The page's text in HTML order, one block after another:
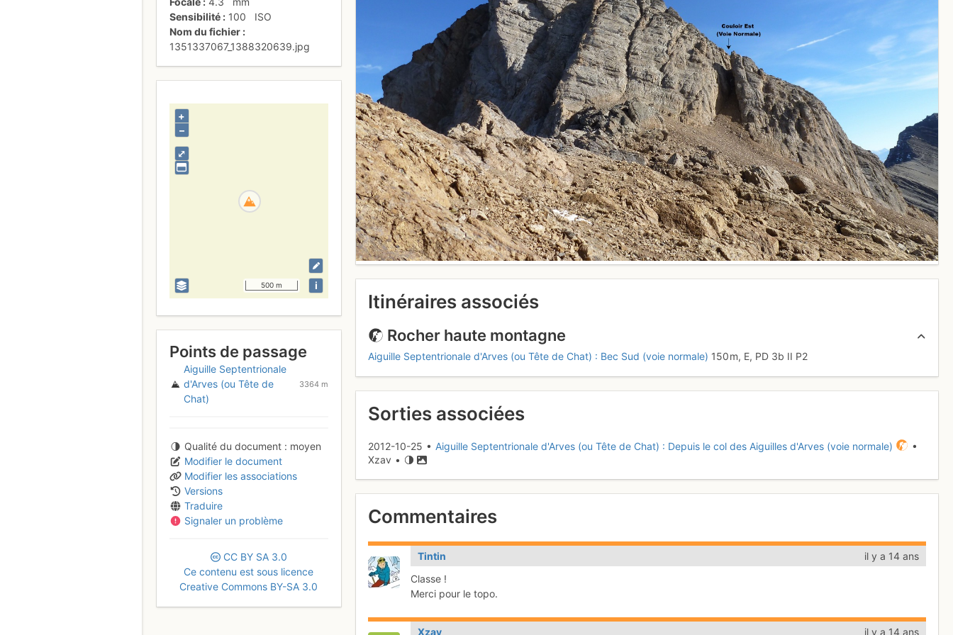
Sensibilité
100
ISO
Nom du fichier
1351337067_1388320639.jpg
⤢
+
–
500 m i
Points de passage
Aiguille Septentrionale
d'Arves (ou Tête de
Chat)
3364 m
Qualité du document
moyen
Modifier le document
Modifier les associations
Versions
Traduire
Signaler un problème
CC BY SA 3.0
Ce contenu est sous licence
Creative Commons BY-SA 3.0
Itinéraires associés
Rocher haute montagne
Aiguille Septentrionale d'Arves (ou Tête de Chat) : Bec Sud (voie normale) 150 m, E, PD 3b II P2
Sorties associées
2012-10-25 • Aiguille Septentrionale d'Arves (ou Tête de Chat) : Depuis le col des Aiguilles d'Arves (voie normale)
•
Xzav •
Commentaires
Tintin
il y a 14 ans
Classe !
Merci pour le topo.
Xzav il y a 14 ans